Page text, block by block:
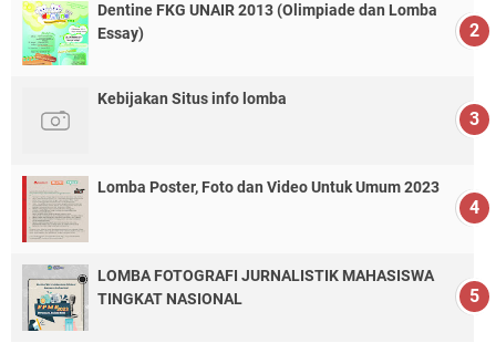
Dentine FKG UNAIR 2013 (Olimpiade dan Lomba
Essay)
Kebijakan Situs info lomba
Lomba Poster, Foto dan Video Untuk Umum 2023
LOMBA FOTOGRAFI JURNALISTIK MAHASISWA
TINGKAT NASIONAL